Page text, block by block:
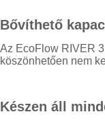
Bővíthető
Az EcoFlow RIVER
köszönhetően nem
Készen áll